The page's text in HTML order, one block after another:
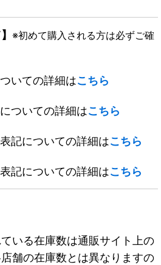
※初めて購入される方は必ずご確
いての詳細はこちら
ついての詳細はこちら
記についての詳細はこちら
記についての詳細はこちら
いる在庫数は通販サイト上の
舗の在庫数とは異なりますの